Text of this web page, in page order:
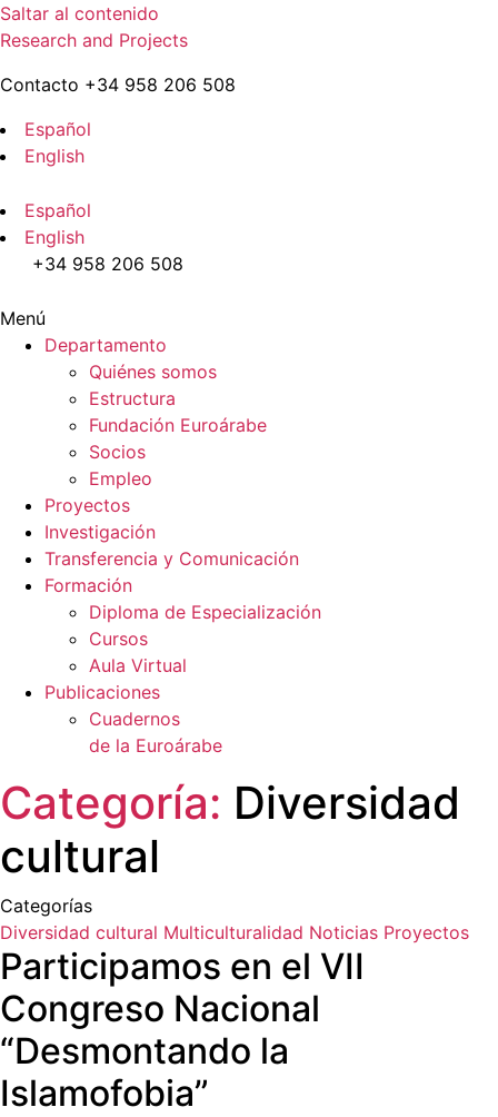
Saltar al contenido
Research and Projects
Contacto +34 958 206 508
Español
English
Español
English
+34 958 206 508
Menú
Departamento
Quiénes somos
Estructura
Fundación Euroárabe
Socios
Empleo
Proyectos
Investigación
Transferencia y Comunicación
Formación
Diploma de Especialización
Cursos
Aula Virtual
Publicaciones
Cuadernos
de la Euroárabe
Categoría: Diversidad
cultural
Categorías
Diversidad cultural Multiculturalidad Noticias Proyectos
Participamos en el VII
Congreso Nacional
“Desmontando la
Islamofobia”